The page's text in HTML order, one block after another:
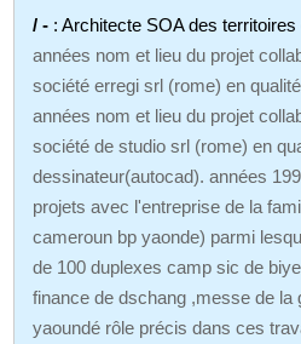
/ - : Architecte SOA des
années nom et lieu du projet
société erregi srl (rome) en
années nom et lieu du projet
société de studio srl (rome) en
dessinateur(autocad). années
projets avec l'entreprise de la
cameroun bp yaonde) parmi
de 100 duplexes camp sic de
finance de dschang ,messe de la
yaoundé rôle précis dans ces